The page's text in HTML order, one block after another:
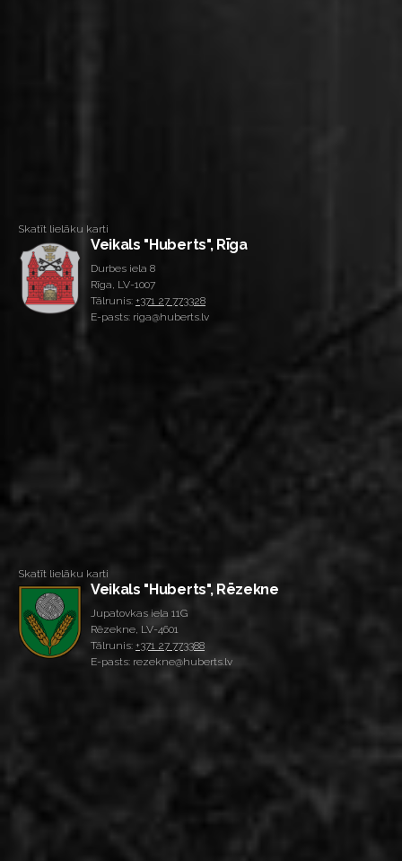
Skatīt lielāku karti
Veikals "Huberts", Rīga
Durbes iela 8
Rīga, LV-1007
Tālrunis: +371 27 773328
E-pasts: riga@huberts.lv
Skatīt lielāku karti
Veikals "Huberts", Rēzekne
Jupatovkas iela 11G
Rēzekne, LV-4601
Tālrunis: +371 27 773388
E-pasts: rezekne@huberts.lv